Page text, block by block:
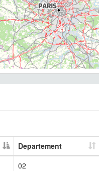
Departement
02